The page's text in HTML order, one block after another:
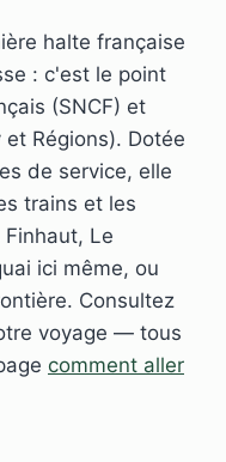
halte française
: c'est le point
(SNCF) et
Régions). Dotée
de service, elle
trains et les
Le
ici même, ou
Consultez
voyage — tous
comment aller